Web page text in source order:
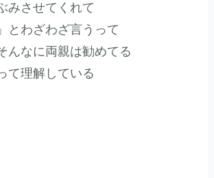
みさせてくれて
とわざわざ言うって
んなに両親は勧めてる
て理解している